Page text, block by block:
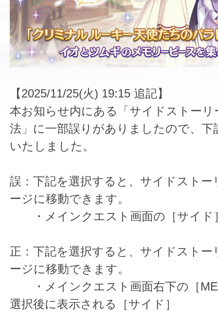
【2025/11/25(火) 19:15 追記】
本お知らせ内にある「サイドストーリ
法」に一部誤りがありましたので、下
いたしました。
誤：下記を選択すると、サイドストー
ージに移動できます。
・メインクエスト画面の［サイド
正：下記を選択すると、サイドストー
ージに移動できます。
・メインクエスト画面右下の［
選択後に表示される［サイド］